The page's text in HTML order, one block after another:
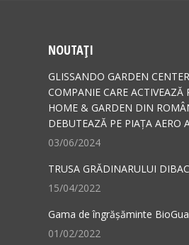
NOUTAȚI
GLISSANDO GARDEN
COMPANIE CARE ACTIVEAZĂ
HOME & GARDEN DIN
DEBUTEAZĂ PE PIAȚA AERO
03/06/2024
TRUSA GRĂDINARULUI
15/04/2022
Gama de îngrășăminte
01/02/2022